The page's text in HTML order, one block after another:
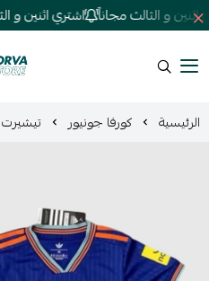
و الثالث مجاناً اشتري اثنين و
كورفا
الرئيسية كورفا جونيور تيشيرت